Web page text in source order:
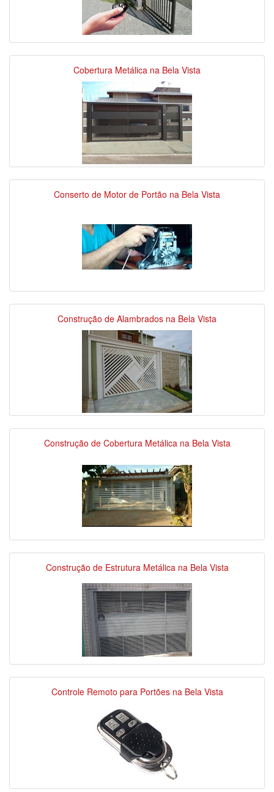
Cobertura Metálica na Bela Vista
Conserto de Motor de Portão na Bela Vista
Construção de Alambrados na Bela Vista
Construção de Cobertura Metálica na Bela Vista
Construção de Estrutura Metálica na Bela Vista
Controle Remoto para Portões na Bela Vista